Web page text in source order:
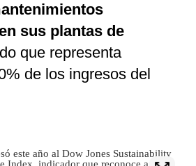
sus plantas de
que representa
de los ingresos del